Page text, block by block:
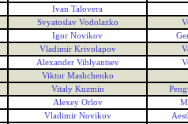
Ivan Talovera
Svyatoslav Vodolazko
Igor Novikov
Vladimir Krivolapov
Alexander Vihlyantsev
Viktor Mashchenko
Vitaly Kuzmin
Alexey Orlov
Vladimir Novikov